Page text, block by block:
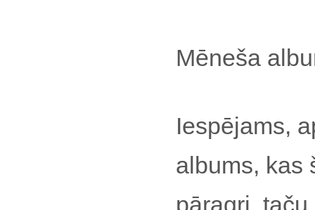
Mēneša
Iespējams,
albums, kas
pāragri,